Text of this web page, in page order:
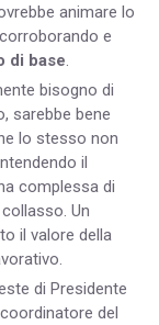
animare lo
e
di base
bisogno di
sarebbe bene
lo stesso non
il
complessa di
Un
il valore della
di Presidente
del